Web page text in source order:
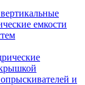
емкости
и